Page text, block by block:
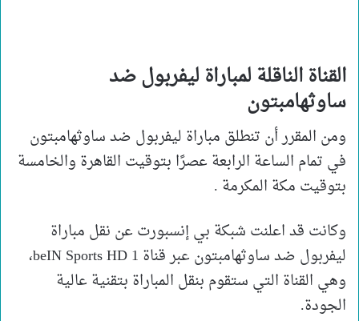
القناة الناقلة لمباراة ليفربول ضد
ساوثهامبتون
ومن المقرر أن تنطلق مباراة ليفربول ضد ساوثهامبتون
في تمام الساعة الرابعة عصرًا بتوقيت القاهرة والخامسة
بتوقيت مكة المكرمة .
وكانت قد اعلنت شبكة بي إنسبورت عن نقل مباراة
ليفربول ضد ساوثهامبتون عبر قناة beIN Sports HD 1،
وهي القناة التي ستقوم بنقل المباراة بتقنية عالية
الجودة.